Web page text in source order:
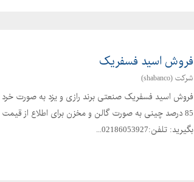
فروش اسید فسفریک
شرکت (shabanco)
فروش اسید فسفریک صنعتی برند رازی و یزد به صورت
85 درصد چینی به صورت گالن و مخزن برای اطلاع از
بگیرید: تلفن:02186053927...